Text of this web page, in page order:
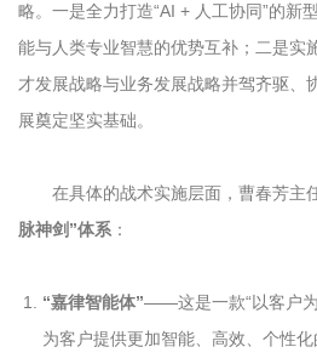
略。一是全力打造“AI + 人工协同”的新
能与人类专业智慧的优势互补；二是实
才发展战略与业务发展战略并驾齐驱、
展奠定坚实基础。
在具体的战术实施层面，曹春芳主
脉神剑”体系 ：
“嘉律智能体”——这是一款“以客户
为客户提供更加智能、高效、个性化